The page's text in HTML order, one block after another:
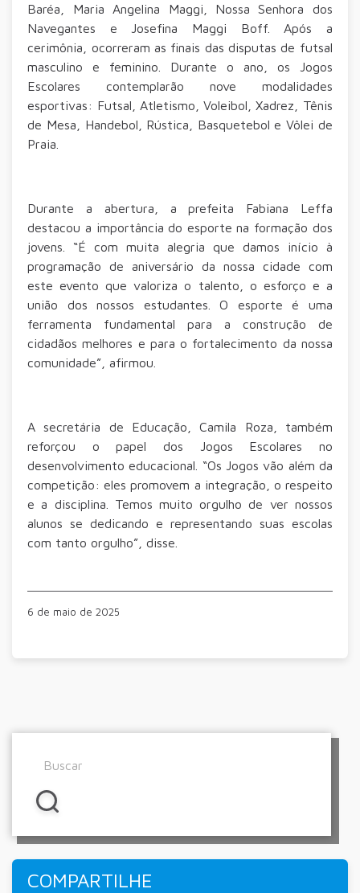
Baréa, Maria Angelina Maggi, Nossa Senhora dos
Navegantes e Josefina Maggi Boff. Após a
cerimônia, ocorreram as finais das disputas de futsal
masculino e feminino. Durante o ano, os Jogos
Escolares contemplarão nove modalidades
esportivas: Futsal, Atletismo, Voleibol, Xadrez, Tênis
de Mesa, Handebol, Rústica, Basquetebol e Vôlei de
Praia.
Durante a abertura, a prefeita Fabiana Leffa
destacou a importância do esporte na formação dos
jovens. “É com muita alegria que damos início à
programação de aniversário da nossa cidade com
este evento que valoriza o talento, o esforço e a
união dos nossos estudantes. O esporte é uma
ferramenta fundamental para a construção de
cidadãos melhores e para o fortalecimento da nossa
comunidade”, afirmou.
A secretária de Educação, Camila Roza, também
reforçou o papel dos Jogos Escolares no
desenvolvimento educacional. “Os Jogos vão além da
competição: eles promovem a integração, o respeito
e a disciplina. Temos muito orgulho de ver nossos
alunos se dedicando e representando suas escolas
com tanto orgulho”, disse.
6 de maio de 2025
COMPARTILHE